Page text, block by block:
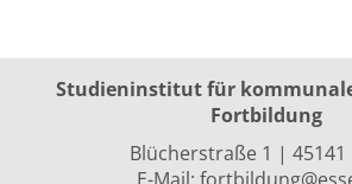
Studieninstitut für
Fortbildung
Blücherstraße 1 | 45141